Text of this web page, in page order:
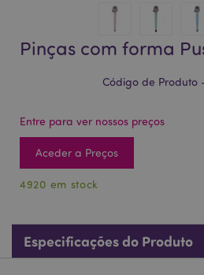
Pinças com forma
Código de Produto
Entre para ver nossos preços
Aceder a Preços
4920 em stock
Especificações do Produto